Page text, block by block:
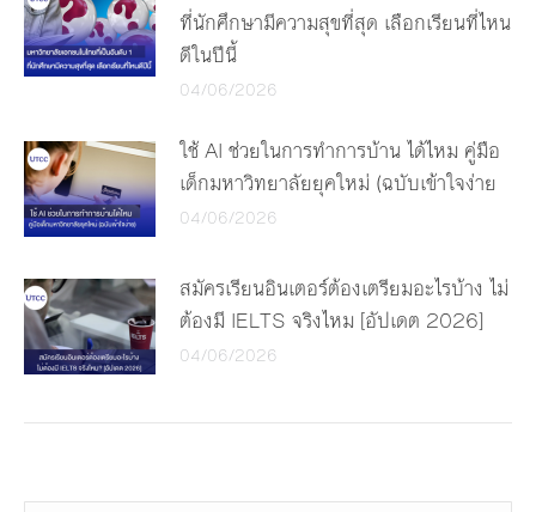
ที่นักศึกษามีความสุขที่สุด เลือกเรียนที่ไหน
ดีในปีนี้
04/06/2026
ใช้ AI ช่วยในการทำการบ้าน ได้ไหม คู่มือ
เด็กมหาวิทยาลัยยุคใหม่ (ฉบับเข้าใจง่าย
04/06/2026
สมัครเรียนอินเตอร์ต้องเตรียมอะไรบ้าง ไม่
ต้องมี IELTS จริงไหม [อัปเดต 2026]
04/06/2026